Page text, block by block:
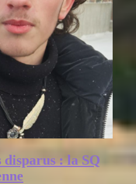
disparus : la SQ